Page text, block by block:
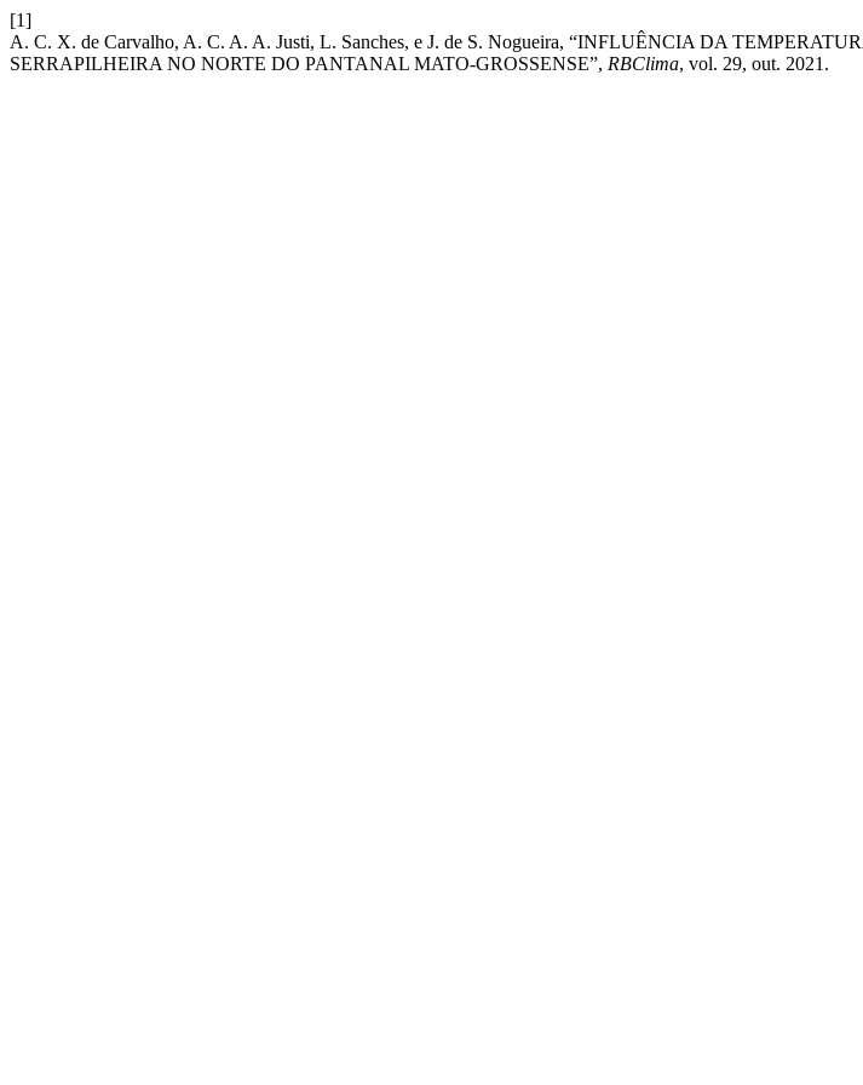
[1]
A. C. X. de Carvalho, A. C. A. A. Justi, L. Sanches, e J. de S. Nogueira, “INFLUÊNCIA DA
SERRAPILHEIRA NO NORTE DO PANTANAL MATO-GROSSENSE”, RBClima, vol. 29, out. 2021.